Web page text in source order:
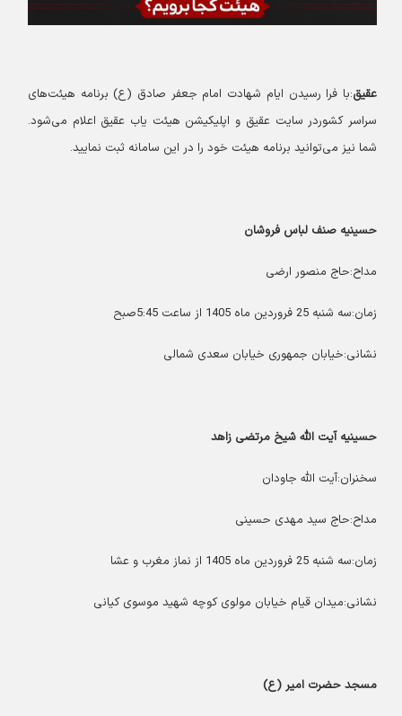
عقیق:با فرا رسیدن ایام شهادت امام جعفر صادق (ع) برنامه هیئت‌های
سراسر کشوردر سایت عقیق و اپلیکیشن هیئت یاب عقیق اعلام می‌شود.
شما نیز می‌توانید برنامه هیئت خود را در این سامانه ثبت نمایید.
حسینیه صنف لباس فروشان
مداح:حاج منصور ارضی
زمان:سه شنبه 25 فروردین ماه 1405 از ساعت 5:45صبح
نشانی:خیابان جمهوری خیابان سعدی شمالی
حسینیه آیت الله شیخ مرتضی زاهد
سخنران:آیت الله جاودان
مداح:حاج سید مهدی حسینی
زمان:سه شنبه 25 فروردین ماه 1405 از نماز مغرب و عشا
نشانی:میدان قیام خیابان مولوی کوچه شهید موسوی کیانی
مسجد حضرت امیر (ع)